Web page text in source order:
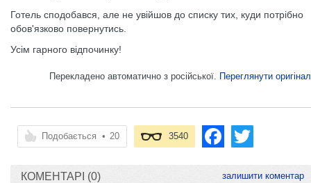
Готель сподобався, але не увійшов до списку тих, куди потрібно
обов'язково повернутись.
Усім гарного відпочинку!
Перекладено автоматично з російської. Переглянути оригінал
Подобається • 20 3540
КОМЕНТАРІ (0) залишити коментар